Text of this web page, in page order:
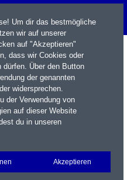
Portfolio Login
Um dir das bestmögliche
wir auf unserer
auf "Akzeptieren"
dass wir Cookies oder
dürfen. Über den Button
der genannten
widersprechen.
der Verwendung von
auf dieser Website
du in unseren
Akzeptieren